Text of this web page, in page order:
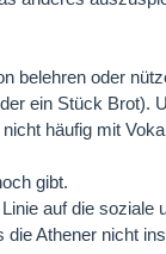
belehren oder
ein Stück Brot).
häufig mit
gibt.
auf die soziale
Athener nicht